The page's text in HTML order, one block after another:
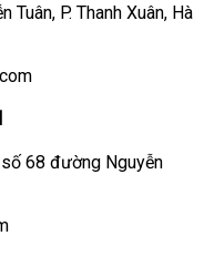
P. Thanh Xuân, Hà
số 68 đường Nguyễn